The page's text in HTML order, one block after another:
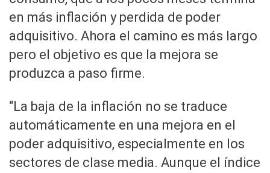
en más inflación y perdida de poder
adquisitivo. Ahora el camino es más largo
pero el objetivo es que la mejora se
produzca a paso firme.
“La baja de la inflación no se traduce
automáticamente en una mejora en el
poder adquisitivo, especialmente en los
sectores de clase media. Aunque el índice